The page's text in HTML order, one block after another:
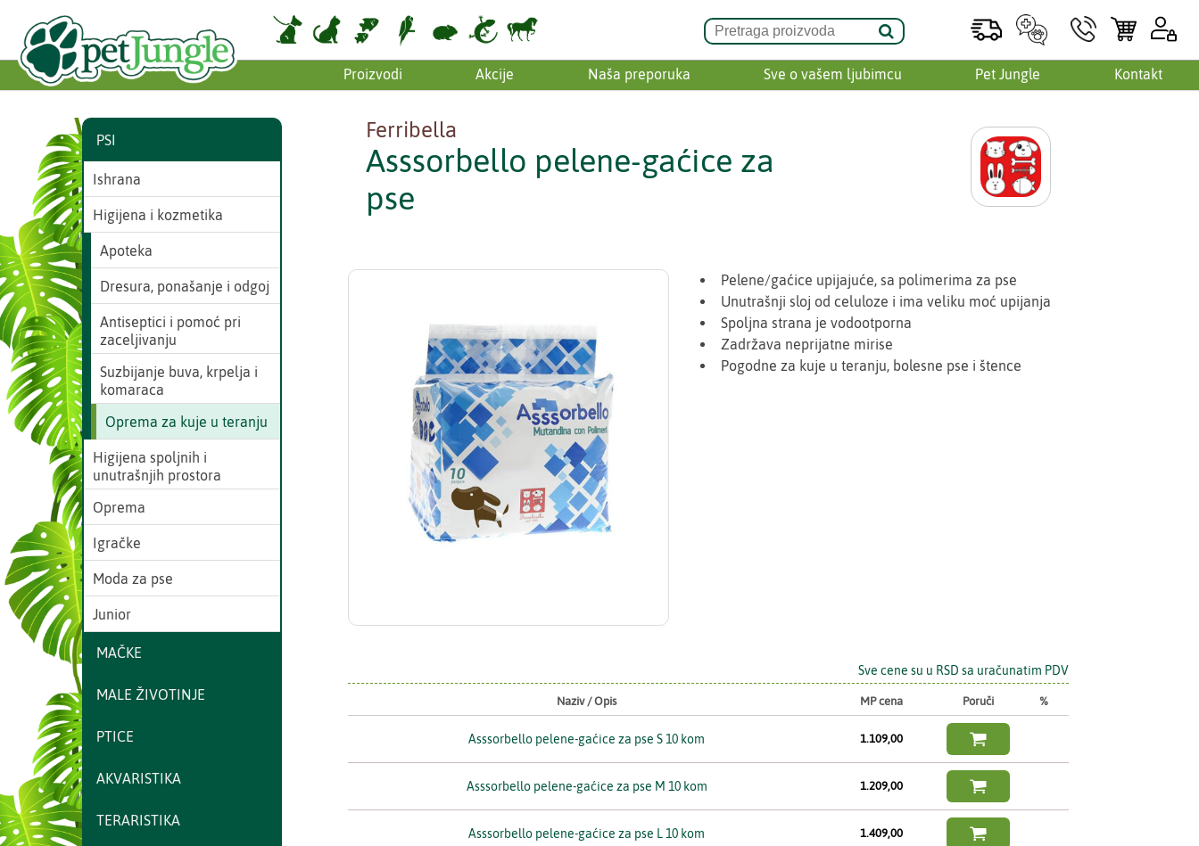
Proizvodi Akcije Naša preporuka Sve o vašem ljubimcu Pet Jungle Kontakt
Ferribella
Asssorbello pelene-gaćice za
pse
Pelene/gaćice upijajuće, sa polimerima za pse
Unutrašnji sloj od celuloze i ima veliku moć upijanja
Spoljna strana je vodootporna
Zadržava neprijatne mirise
Pogodne za kuje u teranju, bolesne pse i štence
Sve cene su u RSD sa uračunatim PDV
Naziv / Opis MP cena Poruči %
Asssorbello pelene-gaćice za pse S 10 kom 1.109,00 
Asssorbello pelene-gaćice za pse M 10 kom 1.209,00 
Asssorbello pelene-gaćice za pse L 10 kom 1.409,00 
PSI
Ishrana
Higijena i kozmetika
Apoteka
Dresura, ponašanje i odgoj
Antiseptici i pomoć pri
zaceljivanju
Suzbijanje buva, krpelja i
komaraca
Oprema za kuje u teranju
Higijena spoljnih i
unutrašnjih prostora
Oprema
Igračke
Moda za pse
Junior
MAČKE
MALE ŽIVOTINJE
PTICE
AKVARISTIKA
TERARISTIKA